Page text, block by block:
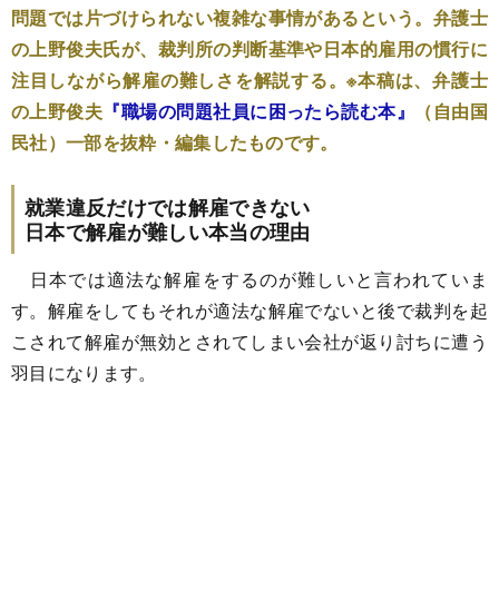
問題では片づけられない複雑な事情があるという。弁護士
の上野俊夫氏が、裁判所の判断基準や日本的雇用の慣行に
注目しながら解雇の難しさを解説する。※本稿は、弁護士
の上野俊夫 『職場の問題社員に困ったら読む本』
（自由国
民社）一部を抜粋・編集したものです。
就業違反だけでは解雇できない
日本で解雇が難しい本当の理由
日本では適法な解雇をするのが難しいと言われていま
す。解雇をしてもそれが適法な解雇でないと後で裁判を起
こされて解雇が無効とされてしまい会社が返り討ちに遭う
羽目になります。